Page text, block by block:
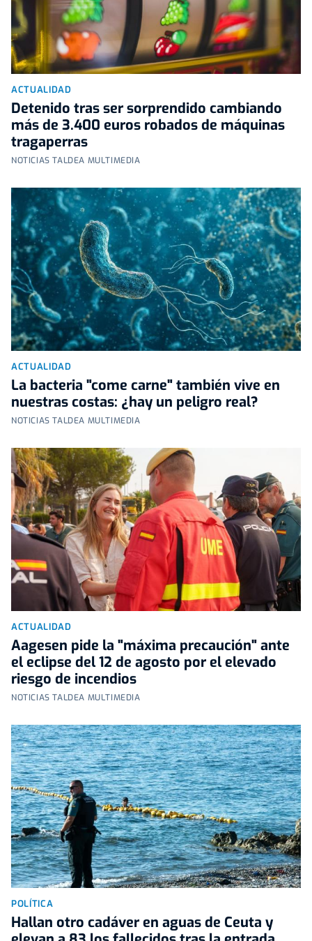
ACTUALIDAD
Detenido tras ser sorprendido cambiando
más de 3.400 euros robados de máquinas
tragaperras
NOTICIAS TALDEA MULTIMEDIA
ACTUALIDAD
La bacteria "come carne" también vive en
nuestras costas: ¿hay un peligro real?
NOTICIAS TALDEA MULTIMEDIA
ACTUALIDAD
Aagesen pide la "máxima precaución" ante
el eclipse del 12 de agosto por el elevado
riesgo de incendios
NOTICIAS TALDEA MULTIMEDIA
POLÍTICA
Hallan otro cadáver en aguas de Ceuta y